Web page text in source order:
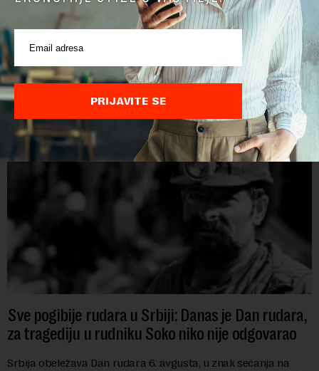
Papua Nova Gvineja jedna je od 141 međunarodne učesnice
koje su do sada potvrdile učešće na specijalizovanoj
međunarodnoj izložbi "Ekspu 2027" Beograd, gde će predstaviti
i kao državu sa najvećom jezičkom ra...
Sve pogibije rudara u Srbiji: Danas je Dan rudara,
za tragediju u rudniku Soko niko nije odgovarao
Srbija obeležava Dan rudara 6. avgusta, u znak sećanja na
PRIJAVITE SE